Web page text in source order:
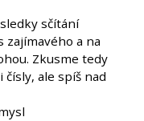
sčítání
zajímavého a na
Zkusme tedy
ale spíš nad